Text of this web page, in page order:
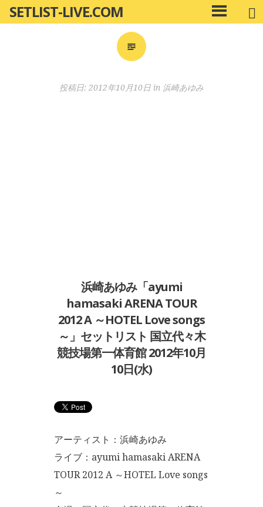
ン
SETLIST-LIVE.COM
メ
イ
投稿日: 2012年10月10日 in 浜崎あゆみ
浜崎あゆみ「ayumi
hamasaki ARENA TOUR
2012 A ～HOTEL Love songs
～」セットリスト 国立代々木
競技場第一体育館 2012年10月
10日(水)
アーティスト：浜崎あゆみ
ライブ：ayumi hamasaki ARENA
TOUR 2012 A ～HOTEL Love songs
～